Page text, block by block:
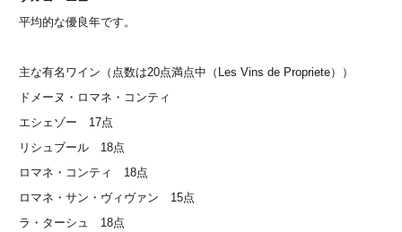
平均的な優良年です。
主な有名ワイン（点数は20点満点中（Les Vins de Propriete））
ドメーヌ・ロマネ・コンティ
エシェゾー 17点
リシュブール 18点
ロマネ・コンティ 18点
ロマネ・サン・ヴィヴァン 15点
ラ・ターシュ 18点